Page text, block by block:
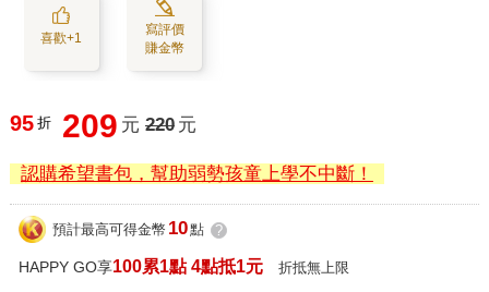
喜歡+1
寫評價
賺金幣
95 折 209 元 220 元
認購希望書包，幫助弱勢孩童上學不中斷！
預計最高可得金幣 10點 ?
HAPPY GO享100累1點 4點抵1元 折抵無上限